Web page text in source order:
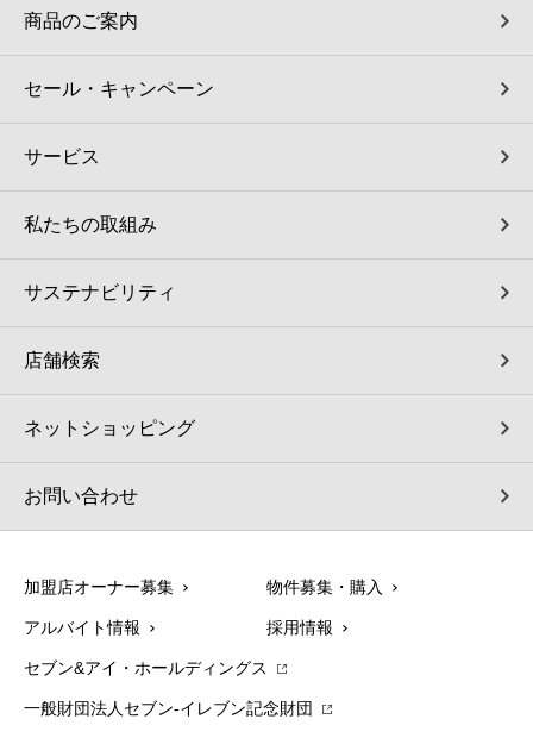
商品のご案内
セール・キャンペーン
サービス
私たちの取組み
サステナビリティ
店舗検索
ネットショッピング
お問い合わせ
加盟店オーナー募集 物件募集・購入
アルバイト情報 採用情報
セブン&アイ・ホールディングス
一般財団法人セブン-イレブン記念財団